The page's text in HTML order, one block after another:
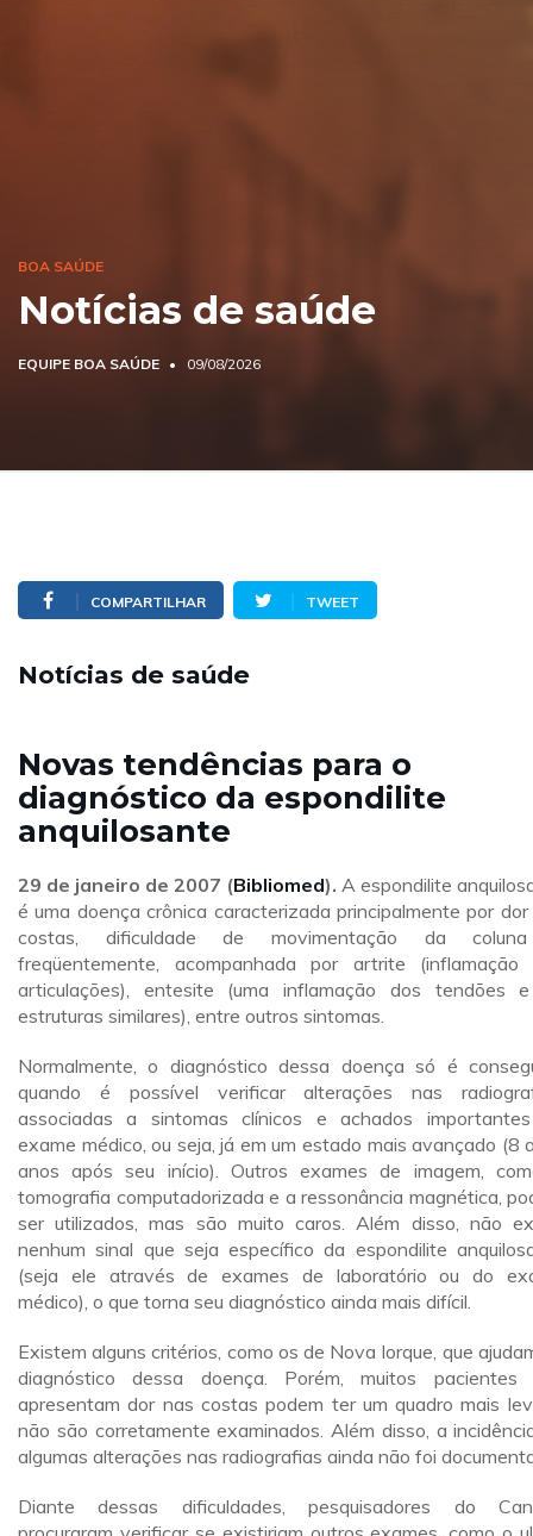
BOA SAÚDE
Notícias de saúde
EQUIPE BOA SAÚDE 09/08/2026
COMPARTILHAR TWEET
Notícias de saúde
Novas tendências para o
diagnóstico da espondilite
anquilosante
29 de janeiro de 2007 (Bibliomed). A espondilite
é uma doença crônica caracterizada principalmente por dor
costas, dificuldade de movimentação da
freqüentemente, acompanhada por artrite (inflamação
articulações), entesite (uma inflamação dos tendões
estruturas similares), entre outros sintomas.
Normalmente, o diagnóstico dessa doença só é
quando é possível verificar alterações nas
associadas a sintomas clínicos e achados
exame médico, ou seja, já em um estado mais avançado (8
anos após seu início). Outros exames de imagem,
tomografia computadorizada e a ressonância magnética,
ser utilizados, mas são muito caros. Além disso, não
nenhum sinal que seja específico da espondilite
(seja ele através de exames de laboratório ou do
médico), o que torna seu diagnóstico ainda mais difícil.
Existem alguns critérios, como os de Nova Iorque, que
diagnóstico dessa doença. Porém, muitos pacientes
apresentam dor nas costas podem ter um quadro mais
não são corretamente examinados. Além disso, a
algumas alterações nas radiografias ainda não foi
Diante dessas dificuldades, pesquisadores do